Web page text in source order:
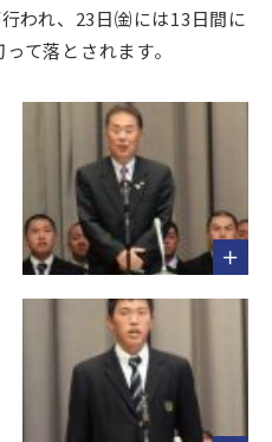
われ、23日㈮には13日間に
て落とされます。